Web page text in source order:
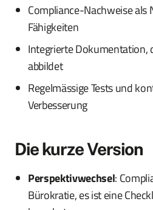
Compliance-Nachweise als
Fähigkeiten
Integrierte Dokumentation,
abbildet
Regelmässige Tests und
Verbesserung
Die kurze Version
Perspektivwechsel:
Bürokratie, es ist eine